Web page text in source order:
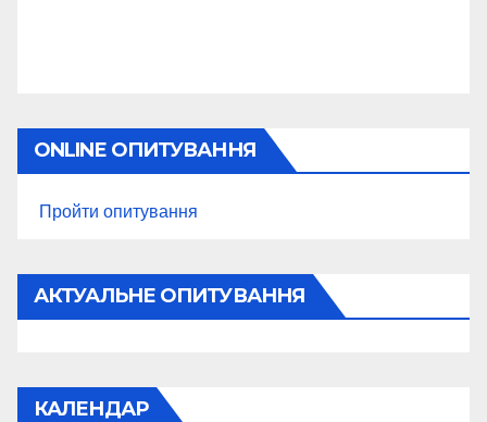
ONLINE ОПИТУВАННЯ
Пройти опитування
АКТУАЛЬНЕ ОПИТУВАННЯ
КАЛЕНДАР